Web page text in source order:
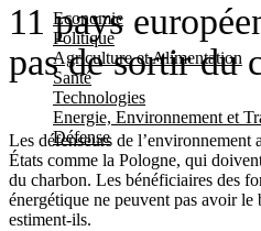
Economie
Politique
Agriculture et Alimentation
Santé
Technologies
Energie, Environnement et
Défense
11 pays
pas de sortir du
Les défenseurs de l’environnement
États comme la Pologne, qui
du charbon. Les bénéficiaires des
énergétique ne peuvent pas avoir le
estiment-ils.